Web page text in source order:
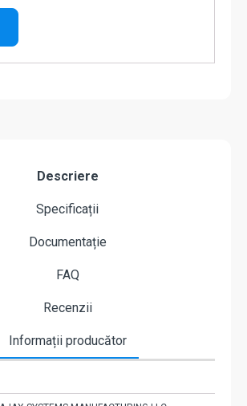
Descriere
Specificații
Documentație
FAQ
Recenzii
Informații producător